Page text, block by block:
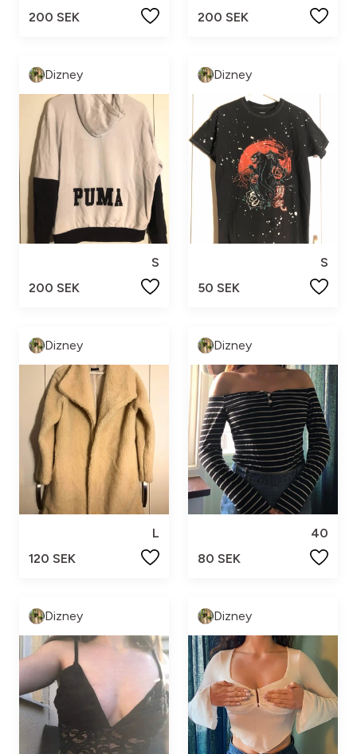
200 SEK 200 SEK
Dizney
S
200 SEK
Dizney
S
50 SEK
Dizney
L
120 SEK
Dizney
40
80 SEK
Dizney Dizney